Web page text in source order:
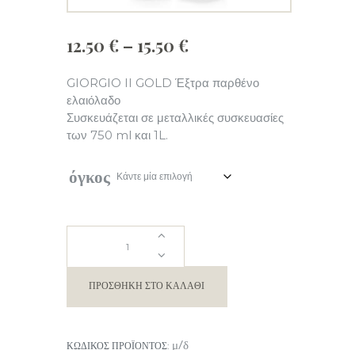
12.50 € – 15.50 €Price
12.50 €
through
15.50 €
GIORGIO II GOLD Έξτρα παρθένο
ελαιόλαδο
Συσκευάζεται σε μεταλλικές συσκευασίες
των 750 ml και 1L.
όγκος
GIORGIO
ΠΡΟΣΘΉΚΗ ΣΤΟ ΚΑΛΆΘΙ
ΚΩΔΙΚΌΣ ΠΡΟΪΌΝΤΟΣ: μ/δ